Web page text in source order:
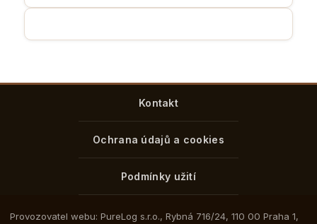
Kontakt
Ochrana údajů a cookies
Podmínky užití
Provozovatel webu: PureLog s.r.o., Rybná 716/24, 110 00 Praha 1,